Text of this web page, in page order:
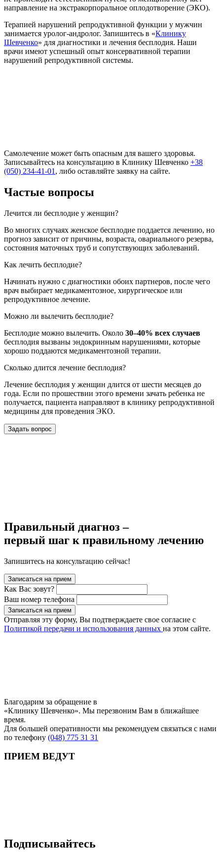
направление на экстракорпоральное оплодотворение (ЭКО).
Терапией нарушений репродуктивной функции у мужчин
занимается уролог-андролог. Запишитесь в «Клинику
Шевченко» для диагностики и лечения бесплодия. Наши
врачи имеют успешный опыт консервативной терапии
нарушений репродуктивной системы.
Самолечение может быть опасным для вашего здоровья.
Записывайтесь на консультацию в Клинику Шевченко +38
(050) 234-41-01 , либо оставляйте заявку на сайте.
Частые вопросы
Лечится ли бесплодие у женщин?
Во многих случаях женское бесплодие поддается лечению, но
прогноз зависит от причины, возраста, овариального резерва,
состояния маточных труб и сопутствующих заболеваний.
Как лечить бесплодие?
Начинать нужно с диагностики обоих партнеров, после чего
врач выбирает медикаментозное, хирургическое или
репродуктивное лечение.
Можно ли вылечить бесплодие?
Бесплодие можно вылечить. Около 30–40% всех случаев
бесплодия вызваны эндокринным нарушениями, которые
хорошо поддаются медикаментозной терапии.
Сколько длится лечение бесплодия?
Лечение бесплодия у женщин длится от шести месяцев до
года. Если по прошествии этого времени зачать ребенка не
получается, пациента направляют в клинику репродуктивной
медицины для проведения ЭКО.
Задать вопрос
Правильный диагноз –
первый шаг к правильному лечению
Запишитесь на консультацию сейчас!
Записаться на прием
Как Вас зовут?
Ваш номер телефона
Записаться на прием
Отправляя эту форму, Вы подтверждаете свое согласие с
Политикой передачи и использования данных на этом сайте.
Благодарим за обращение в
«Клинику Шевченко». Мы перезвоним Вам в ближайшее
время.
Для большей оперативности мы рекомендуем связаться с нами
по телефону (048) 775 31 31
ПРИЕМ ВЕДУТ
Подписывайтесь